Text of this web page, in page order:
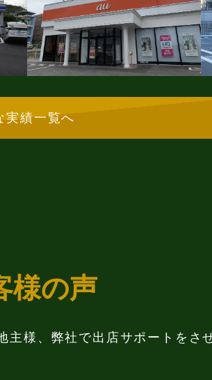
実績一覧へ
様の声
様、弊社で出店サポートをさ